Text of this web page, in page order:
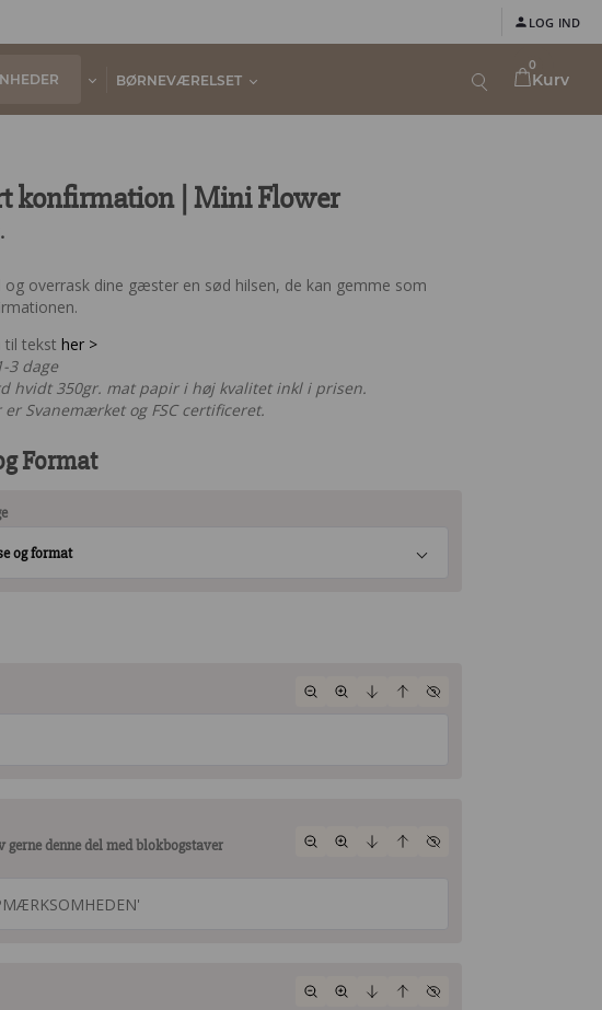
LOG IND
0
Kurv
BØRNEVÆRELSET
konfirmation | Mini Flower
og overrask dine gæster en sød hilsen, de kan gemme som
til tekst her >
3 dage
hvidt 350gr. mat papir i høj kvalitet inkl i prisen.
Svanemærket og FSC certificeret.
Format
og format
gerne denne del med blokbogstaver